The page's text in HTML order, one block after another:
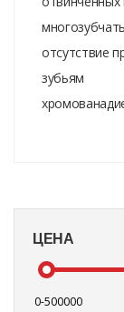
ЦЕНА
отсутствие
зубьям